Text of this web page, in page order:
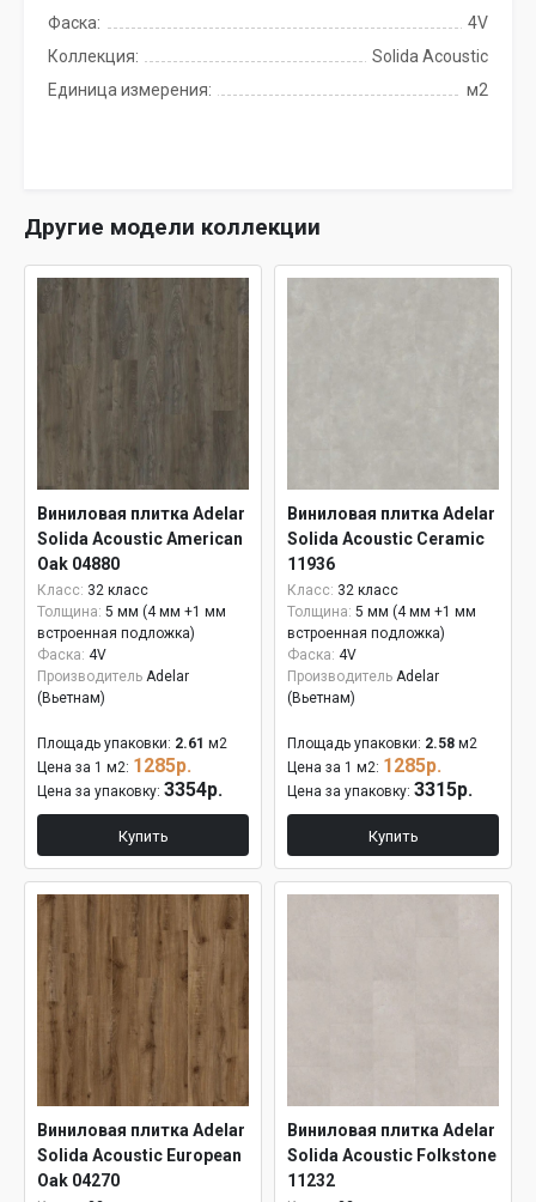
Фаска:
4V
Коллекция:
Solida Acoustic
Единица измерения:
м2
Другие модели коллекции
Виниловая плитка Adelar
Solida Acoustic American
Oak 04880
Класс: 32 класс
Толщина: 5 мм (4 мм +1 мм
встроенная подложка)
Фаска: 4V
Производитель Adelar
(Вьетнам)
Площадь упаковки: 2.61 м2
Цена за 1 м2: 1285р.
Цена за упаковку: 3354р.
Купить
Виниловая плитка Adelar
Solida Acoustic Ceramic
11936
Класс: 32 класс
Толщина: 5 мм (4 мм +1 мм
встроенная подложка)
Фаска: 4V
Производитель Adelar
(Вьетнам)
Площадь упаковки: 2.58 м2
Цена за 1 м2: 1285р.
Цена за упаковку: 3315р.
Купить
Виниловая плитка Adelar
Solida Acoustic European
Oak 04270
Виниловая плитка Adelar
Solida Acoustic Folkstone
11232